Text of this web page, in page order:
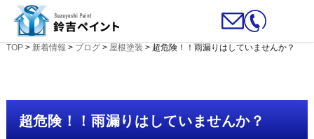
TOP> 新着情報 > ブログ> 屋根塗装 > 超危険！！雨漏りはしていませんか？
超危険！！雨漏りはしていませんか？